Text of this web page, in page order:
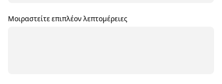
Μοιραστείτε επιπλέον λεπτομέρειες